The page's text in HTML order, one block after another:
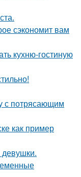
сэкономит вам
кухню-гостиную
с потрясающим
как пример
девушки.